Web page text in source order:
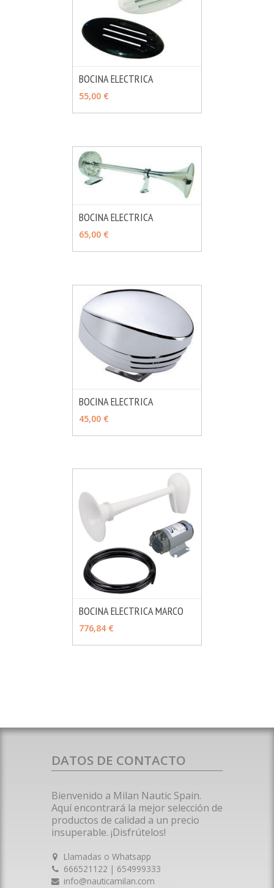
BOCINA ELECTRICA
55,00 €
BOCINA ELECTRICA
65,00 €
BOCINA ELECTRICA
45,00 €
BOCINA ELECTRICA MARCO
776,84 €
DATOS DE CONTACTO
Bienvenido a Milan Nautic Spain.
Aquí encontrará la mejor selección de
productos de calidad a un precio
insuperable. ¡Disfrútelos!
Llamadas o Whatsapp
666521122 | 654999333
info@nauticamilan.com